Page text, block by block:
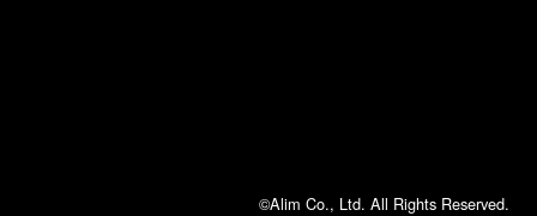
©Alim Co., Ltd. All Rights Reserved.